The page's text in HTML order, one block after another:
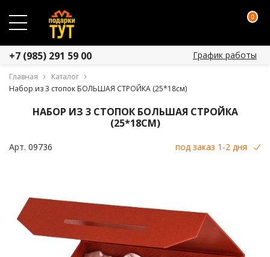
0
+7 (985) 291 59 00 График работы
Главная
Каталог
Набор из 3 стопок БОЛЬШАЯ СТРОЙКА (25*18см)
НАБОР ИЗ 3 СТОПОК БОЛЬШАЯ СТРОЙКА
(25*18СМ)
Арт. 09736 под заказ 1-2 дня